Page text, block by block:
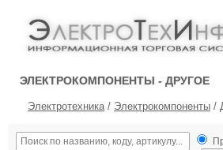
ЭЛЕКТРОКОМПОНЕНТЫ - ДРУГОЕ
Электротехника/ Электрокомпоненты /